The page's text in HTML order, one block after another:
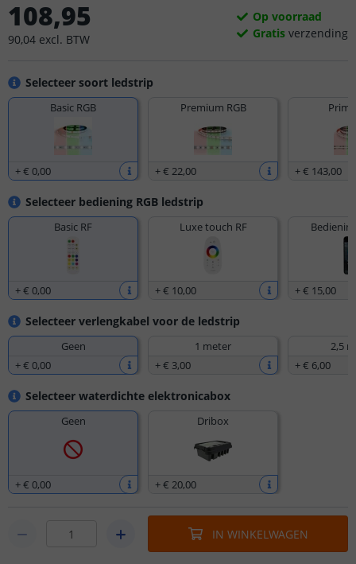
Selecteer soort ledstrip
Basic RGB
+€ 0,00
Premium RGB
+€ 22,00 +€ 143,00
Selecteer bediening RGB ledstrip
Basic RF
+€ 0,00
Luxe touch RF
+€ 10,00 +€ 15,00
Selecteer verlengkabel voor de ledstrip
Geen
+€ 0,00
1 meter
+€ 3,00
2,5
+€ 6,00
Selecteer waterdichte elektronicabox
Geen
+€ 0,00
Dribox
+€ 20,00
108,95
90,04 excl. BTW
Op voorraad
Gratis verzending
IN WINKELWAGEN